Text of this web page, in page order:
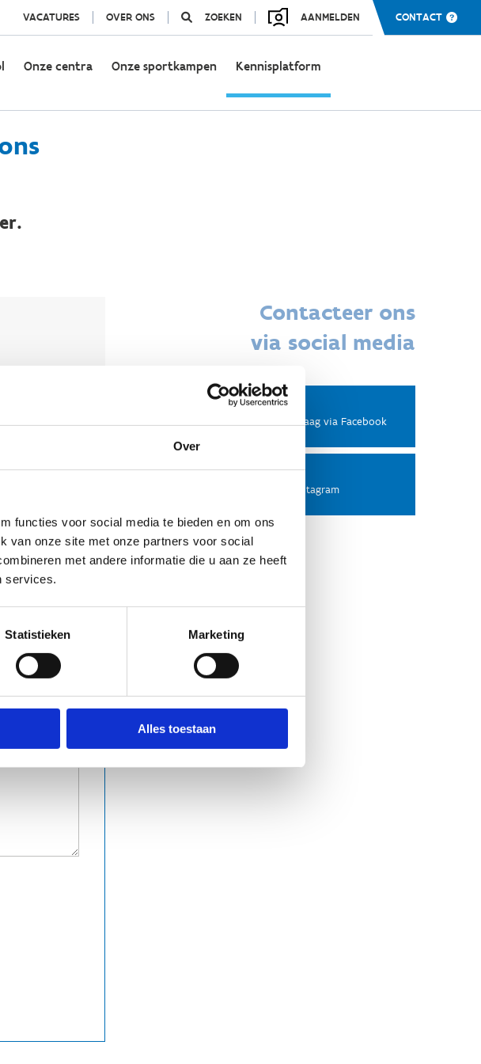
Over
functies voor social media te bieden en om ons
van onze site met onze partners voor social
met andere informatie die u aan ze heeft
services.
Statistieken Marketing
Alles toestaan
VACATURES OVER ONS ZOEKEN AANMELDEN CONTACT
Onze centra Onze sportkampen Kennisplatform
Contacteer ons
via social media
Facebook
Stel ons een vraag via Facebook
Instagram
Volg ons op Instagram